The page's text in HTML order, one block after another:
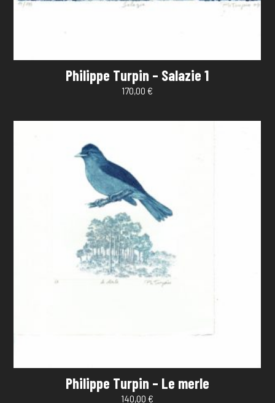
Philippe Turpin – Salazie 1
170,00 €
Philippe Turpin – Le merle
140,00 €